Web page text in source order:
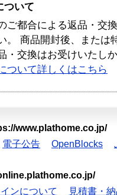
ついて
ご都合による返品・交
。 商品開封後、または
・交換はお受けいたし
ついて詳しくはこちら
www.plathome.co.jp/
電子公告 OpenBlocks
ンについて
見積書・